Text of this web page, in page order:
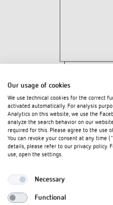
Downloads
Ausschreibungstext
Ausschreibungstext
Our usage of cookies
We use technical cookies for the correct
activated automatically. For analysis
Analytics on this website, we use the
analyze the search behavior on our
required for this. Please agree to the use
You can revoke your consent at any time
details, please refer to our privacy policy.
use, open the settings.
Necessary
Functional